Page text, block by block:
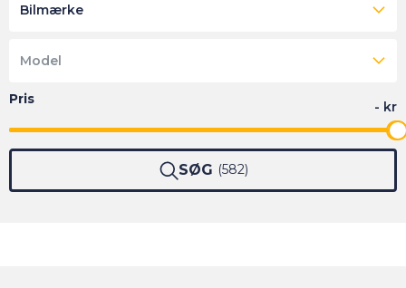
Bilmærke
Model
SØG 582